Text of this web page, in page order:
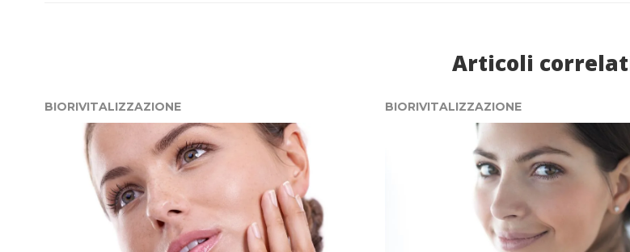
Articoli
BIORIVITALIZZAZIONE BIORIVITALIZZAZIONE